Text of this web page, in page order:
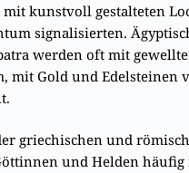
kunstvoll gestalteten
signalisierten.
werden oft mit
mit Gold und Edelsteinen
griechischen und
und Helden